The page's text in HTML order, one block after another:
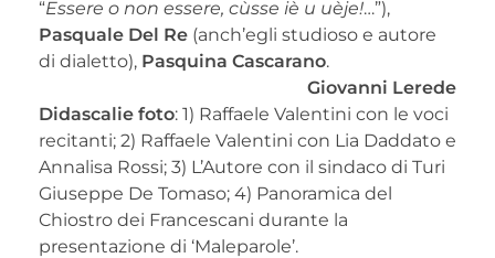
“Essere o non essere, cùsse iè u uèje!…”),
Pasquale Del Re (anch’egli studioso e autore
di dialetto), Pasquina Cascarano.
Giovanni Lerede
Didascalie foto: 1) Raffaele Valentini con le voci
recitanti; 2) Raffaele Valentini con Lia Daddato e
Annalisa Rossi; 3) L’Autore con il sindaco di Turi
Giuseppe De Tomaso; 4) Panoramica del
Chiostro dei Francescani durante la
presentazione di ‘Maleparole’.